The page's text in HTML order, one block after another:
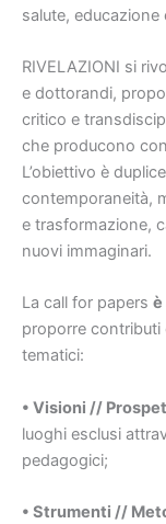
salute, educazione
RIVELAZIONI si
e dottorandi,
critico e
che producono
L’obiettivo è
contemporaneità,
e trasformazione,
nuovi immaginari.
La call for papers è
proporre contributi
tematici:
• Visioni //
luoghi esclusi
pedagogici;
• Strumenti //